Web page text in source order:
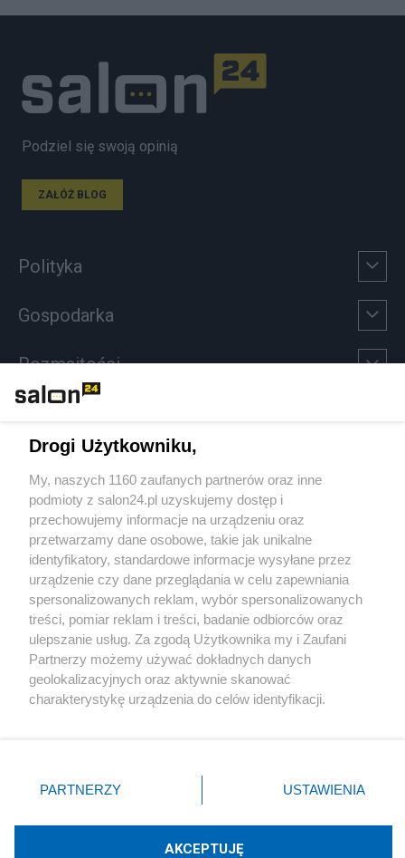
Podziel się swoją opinią
ZAŁÓŻ BLOG
Polityka
Gospodarka
Rozmaitości
Sport
Społeczeństwo
Kultura
X Facebook Instagram Youtube
Drogi Użytkowniku,
My, naszych 1160 zaufanych partnerów oraz inne
podmioty z salon24.pl uzyskujemy dostęp i
przechowujemy informacje na urządzeniu oraz
przetwarzamy dane osobowe, takie jak unikalne
identyfikatory, standardowe informacje wysyłane przez
urządzenie czy dane przeglądania w celu zapewniania
spersonalizowanych reklam, wybór spersonalizowanych
treści, pomiar reklam i treści, badanie odbiorców oraz
ulepszanie usług. Za zgodą Użytkownika my i Zaufani
Partnerzy możemy używać dokładnych danych
geolokalizacyjnych oraz aktywnie skanować
charakterystykę urządzenia do celów identyfikacji.
zmienić/wycofać klikając przycisk ustawień prywatności
znajdujący się w lewym dolnym rogu strony
rodzaje przetwarzania danych nie wymagają zgody
użytkownika, ale masz prawo sprzeciwić się takiemu
PARTNERZY USTAWIENIA
AKCEPTUJĘ